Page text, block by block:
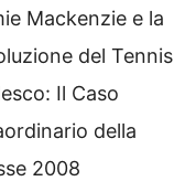
Mackenzie e la
del Tennis
Il Caso
della
2008